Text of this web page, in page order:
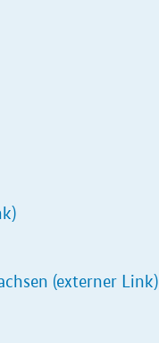
(externer Link)